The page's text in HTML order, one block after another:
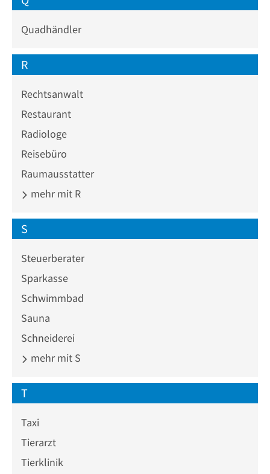
Quadhändler
R
Rechtsanwalt
Restaurant
Radiologe
Reisebüro
Raumausstatter
mehr mit R
S
Steuerberater
Sparkasse
Schwimmbad
Sauna
Schneiderei
mehr mit S
T
Taxi
Tierarzt
Tierklinik